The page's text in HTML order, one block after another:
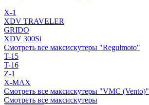
X-1
XDV TRAVELER
GRIDO
XDV 300Si
Смотреть все максискутеры "Regulmoto"
T-15
T-16
Z-1
X-MAX
Смотреть все максискутеры "VMC (Vento)"
Смотреть все максискутеры